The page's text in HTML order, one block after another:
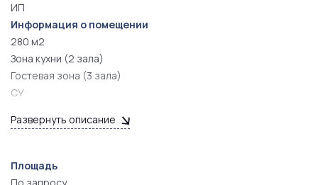
ИП
Информация о помещении
280 м2
Зона кухни (2 зала)
Гостевая зона (3 зала)
СУ
Склад
Развернуть описание
Площадь